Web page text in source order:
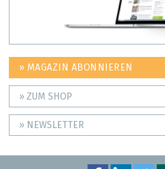
» MAGAZIN ABONNIEREN
» ZUM SHOP
» NEWSLETTER